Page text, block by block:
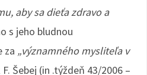
aby sa dieťa zdravo a
s jeho bludnou
za „významného mysliteľa v
F. Šebej (in .týždeň 43/2006 –